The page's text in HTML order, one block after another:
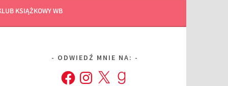
KSIĄŻKOWY WB
ODWIEDŹ MNIE NA:
FacebookInstagram
X Goodreads